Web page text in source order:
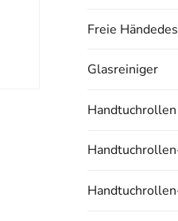
Freie
Glasreiniger